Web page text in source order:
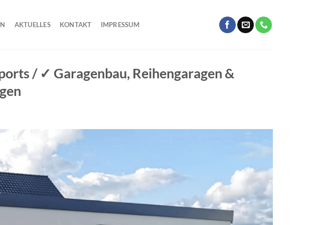
AKTUELLES KONTAKT IMPRESSUM
/ ✓ Garagenbau, Reihengaragen &